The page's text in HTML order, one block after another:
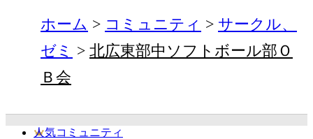
ホーム コミュニティ
サークル、
ゼミ
北広東部中ソフトボール部Ｏ
Ｂ会
人気コミュニティ